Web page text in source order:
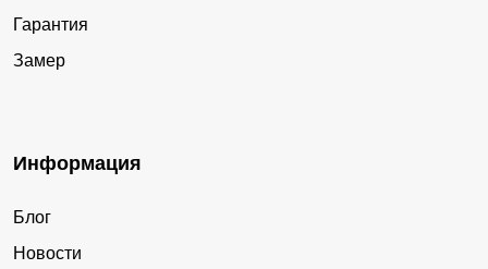
Гарантия
Замер
Информация
Блог
Новости